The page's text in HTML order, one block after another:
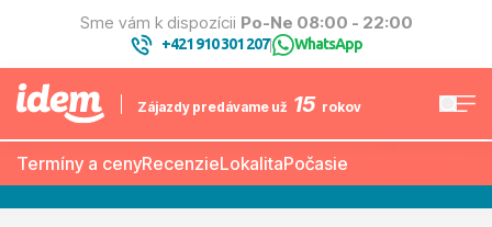
Sme vám k dispozícii Po-Ne 08:00 - 22:00
+421 910 301 207| WhatsApp
Zájazdy predávame už 15 rokov
Termíny a cenyRecenzieLokalitaPočasie